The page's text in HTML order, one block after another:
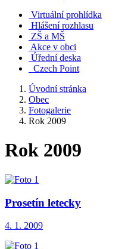
Virtuální prohlídka
Hlášení rozhlasu
ZŠ a MŠ
Akce v obci
Úřední deska
Czech Point
Úvodní stránka
Obec
Fotogalerie
Rok 2009
Rok 2009
Prosetín letecky
4. 1. 2009